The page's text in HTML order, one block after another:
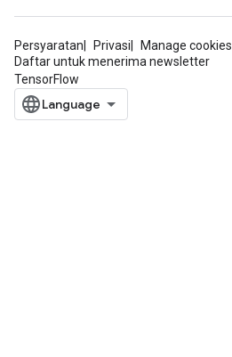
Persyaratan Privasi
Manage cookies
Daftar untuk menerima newsletter
TensorFlow